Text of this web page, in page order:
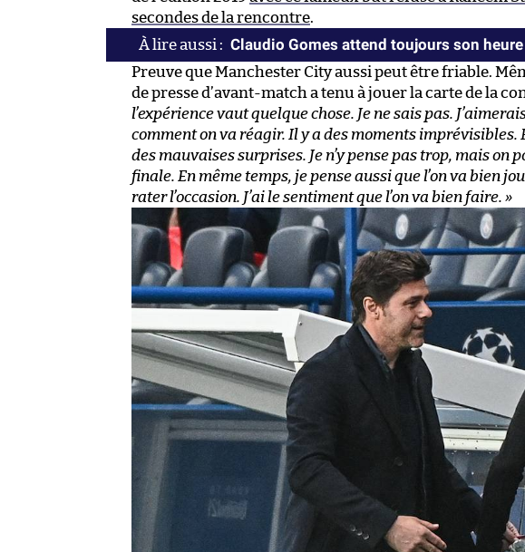
secondes de la rencontre.
Claudio Gomes attend toujours son
Preuve que Manchester City aussi peut être friable.
de presse d’avant-match a tenu à jouer la carte de la
l’expérience vaut quelque chose. Je ne sais pas.
comment on va réagir. Il y a des moments imprévisibles.
des mauvaises surprises. Je n’y pense pas trop, mais on
finale. En même temps, je pense aussi que l’on va bien
rater l’occasion. J’ai le sentiment que l’on va bien faire. »